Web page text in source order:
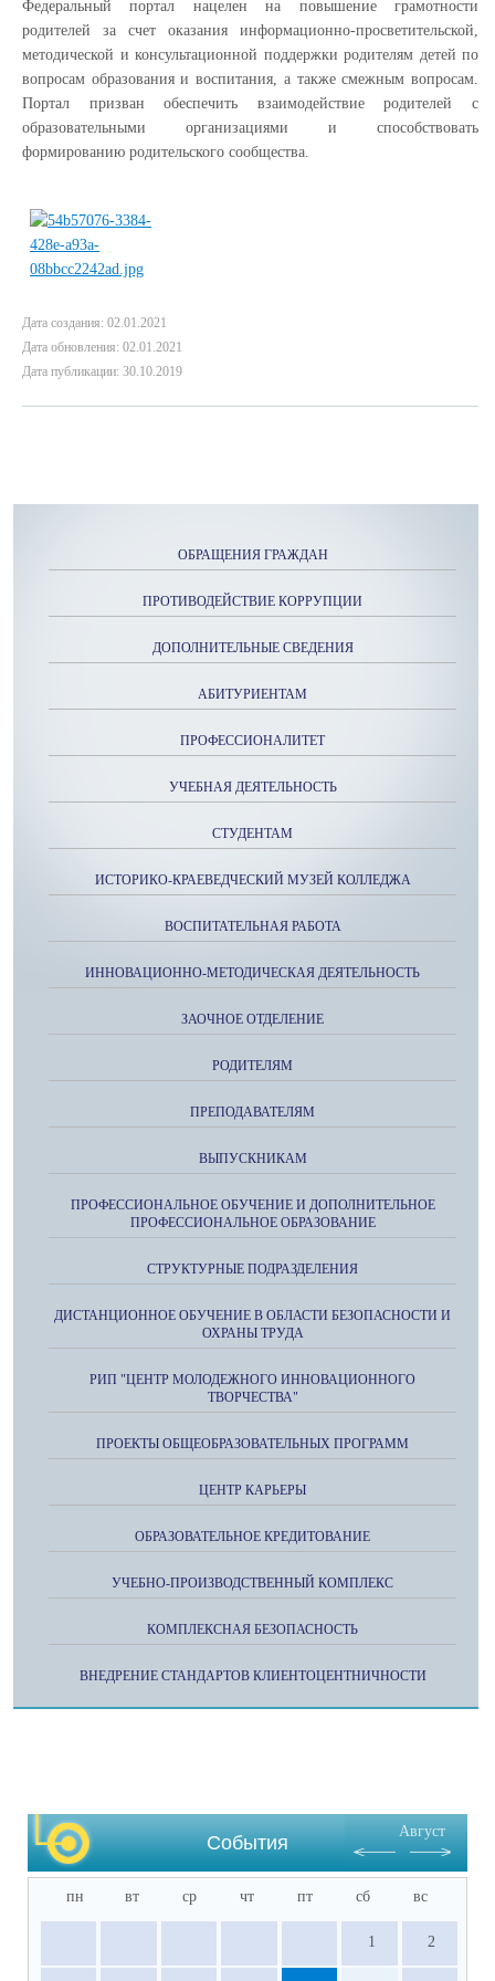
Федеральный портал нацелен на повышение грамотности
родителей за счет оказания информационно-просветительской,
методической и консультационной поддержки родителям детей по
вопросам образования и воспитания, а также смежным вопросам.
Портал призван обеспечить взаимодействие родителей с
образовательными организациями и способствовать
формированию родительского сообщества.
Дата создания: 02.01.2021
Дата обновления: 02.01.2021
Дата публикации: 30.10.2019
ОБРАЩЕНИЯ ГРАЖДАН
ПРОТИВОДЕЙСТВИЕ КОРРУПЦИИ
ДОПОЛНИТЕЛЬНЫЕ СВЕДЕНИЯ
АБИТУРИЕНТАМ
ПРОФЕССИОНАЛИТЕТ
УЧЕБНАЯ ДЕЯТЕЛЬНОСТЬ
СТУДЕНТАМ
ИСТОРИКО-КРАЕВЕДЧЕСКИЙ МУЗЕЙ КОЛЛЕДЖА
ВОСПИТАТЕЛЬНАЯ РАБОТА
ИННОВАЦИОННО-МЕТОДИЧЕСКАЯ ДЕЯТЕЛЬНОСТЬ
ЗАОЧНОЕ ОТДЕЛЕНИЕ
РОДИТЕЛЯМ
ПРЕПОДАВАТЕЛЯМ
ВЫПУСКНИКАМ
ПРОФЕССИОНАЛЬНОЕ ОБУЧЕНИЕ И ДОПОЛНИТЕЛЬНОЕ
ПРОФЕССИОНАЛЬНОЕ ОБРАЗОВАНИЕ
СТРУКТУРНЫЕ ПОДРАЗДЕЛЕНИЯ
ДИСТАНЦИОННОЕ ОБУЧЕНИЕ В ОБЛАСТИ БЕЗОПАСНОСТИ И
ОХРАНЫ ТРУДА
РИП "ЦЕНТР МОЛОДЕЖНОГО ИННОВАЦИОННОГО
ТВОРЧЕСТВА"
ПРОЕКТЫ ОБЩЕОБРАЗОВАТЕЛЬНЫХ ПРОГРАММ
ЦЕНТР КАРЬЕРЫ
ОБРАЗОВАТЕЛЬНОЕ КРЕДИТОВАНИЕ
УЧЕБНО-ПРОИЗВОДСТВЕННЫЙ КОМПЛЕКС
КОМПЛЕКСНАЯ БЕЗОПАСНОСТЬ
ВНЕДРЕНИЕ СТАНДАРТОВ КЛИЕНТОЦЕНТНИЧНОСТИ
События
Август
пн вт ср чт пт сб вс
1 2